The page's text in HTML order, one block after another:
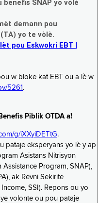
SNAP yo vòlè
demann pou
yo te vòlè.
pou Eskwokri EBT |
w bloke kat EBT ou a lè w
5261 .
Piblik OTDA a!
g/iXXyiDETtG.
pataje eksperyans yo lè y ap
Asistans Nitrisyon
Program, SNAP),
ak Revni Sekirite
SSI). Repons ou yo
volonte ou pou pataje